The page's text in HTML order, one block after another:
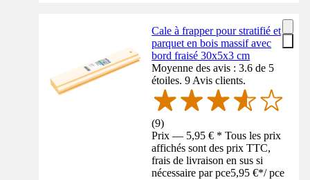
Cale à frapper pour stratifié et
parquet en bois massif avec
bord fraisé 30x5x3 cm
Moyenne des avis : 3.6 de 5
étoiles. 9 Avis clients.
(9)
Prix — 5,95 € * Tous les prix
affichés sont des prix TTC,
frais de livraison en sus si
nécessaire par pce5,95 €*/ pce